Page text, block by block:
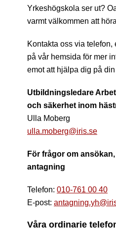
Yrkeshögskola ser ut?
varmt välkommen att
Kontakta oss via
på vår hemsida för mer
emot att hjälpa dig på
Utbildningsledare
och säkerhet inom
Ulla Moberg
ulla.moberg@iris.se
För frågor om
antagning
Telefon: 010-761 00 40
E-post:
Våra ordinarie